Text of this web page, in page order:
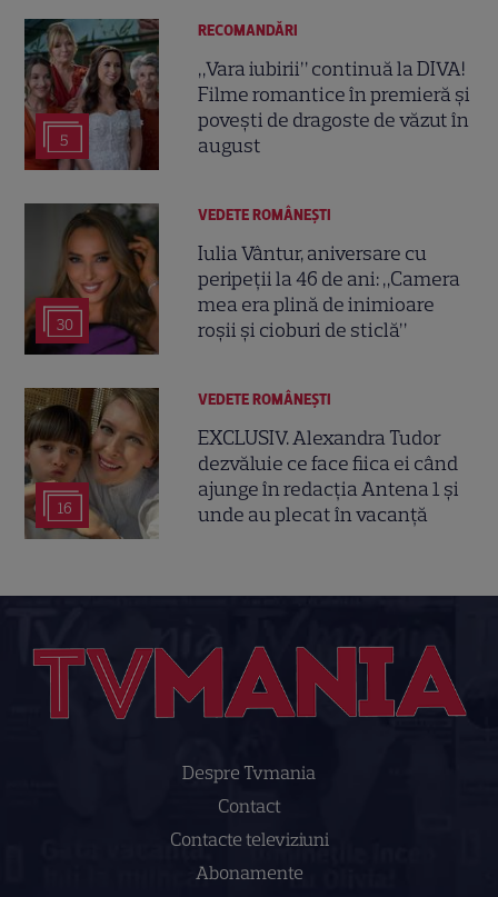
5
RECOMANDĂRI
„Vara iubirii” continuă la DIVA!
Filme romantice în premieră și
povești de dragoste de văzut în
august
30
VEDETE ROMÂNEŞTI
Iulia Vântur, aniversare cu
peripeții la 46 de ani: „Camera
mea era plină de inimioare
roșii și cioburi de sticlă”
16
VEDETE ROMÂNEŞTI
EXCLUSIV. Alexandra Tudor
dezvăluie ce face fiica ei când
ajunge în redacția Antena 1 și
unde au plecat în vacanță
Despre Tvmania
Contact
Contacte televiziuni
Abonamente